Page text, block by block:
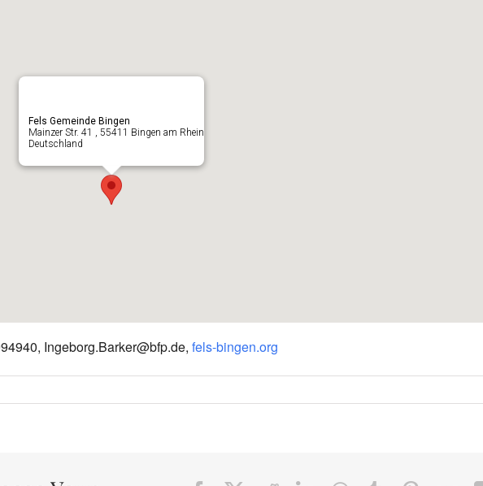
Fels Gemeinde Bingen
Mainzer Str. 41 , 55411 Bingen am Rhein
Deutschland
Ingeborg.Barker@bfp.de, fels-bingen.org